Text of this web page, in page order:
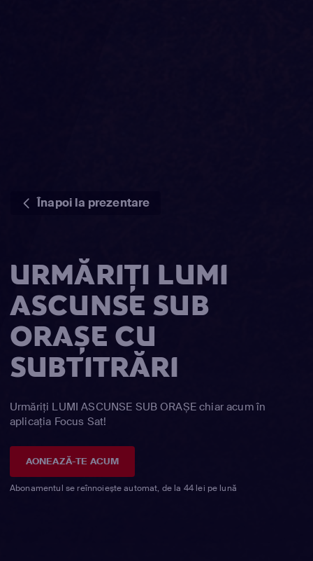
Înapoi la prezentare
URMĂRIȚI LUMI
ASCUNSE SUB
ORAȘE CU
SUBTITRĂRI
Urmăriți LUMI ASCUNSE SUB ORAȘE chiar acum în
aplicația Focus Sat!
AONEAZĂ-TE ACUM
Abonamentul se reînnoiește automat, de la 44 lei pe lună